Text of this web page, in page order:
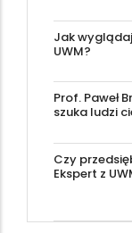
Jak
UWM?
Prof. Paweł
szuka ludzi
Czy
Ekspert z